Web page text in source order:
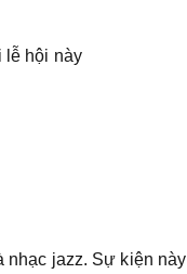
lễ hội này
nhạc jazz. Sự kiện này